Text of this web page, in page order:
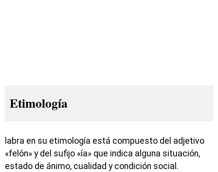
Etimología
labra en su etimología está compuesto del adjetivo
«felón» y del sufijo «ía» que indica alguna situación,
estado de ánimo, cualidad y condición social.